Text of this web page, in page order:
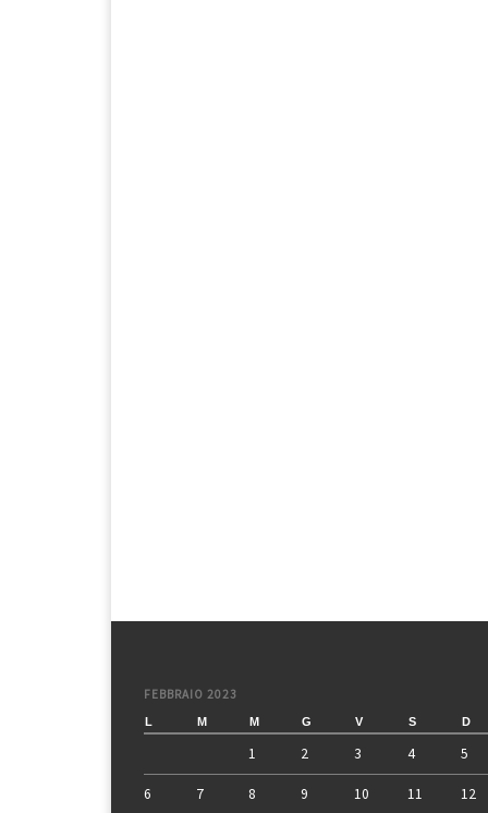
FEBBRAIO 2023
L M M G V S D
1 2 3 4 5
6 7 8 9 10 11 12